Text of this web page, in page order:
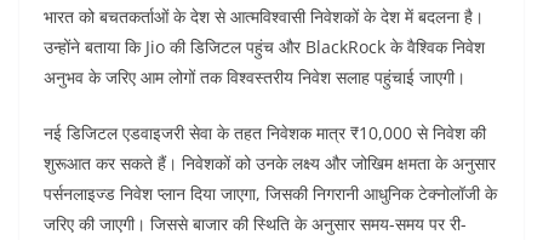
भारत को बचतकर्ताओं के देश से आत्मविश्वासी निवेशकों के देश में बदलना है।
उन्होंने बताया कि Jio की डिजिटल पहुंच और BlackRock के वैश्विक निवेश
अनुभव के जरिए आम लोगों तक विश्वस्तरीय निवेश सलाह पहुंचाई जाएगी।
नई डिजिटल एडवाइजरी सेवा के तहत निवेशक मात्र ₹10,000 से निवेश की
शुरूआत कर सकते हैं। निवेशकों को उनके लक्ष्य और जोखिम क्षमता के अनुसार
पर्सनलाइज्ड निवेश प्लान दिया जाएगा, जिसकी निगरानी आधुनिक टेक्नोलॉजी के
जरिए की जाएगी। जिससे बाजार की स्थिति के अनुसार समय-समय पर री-